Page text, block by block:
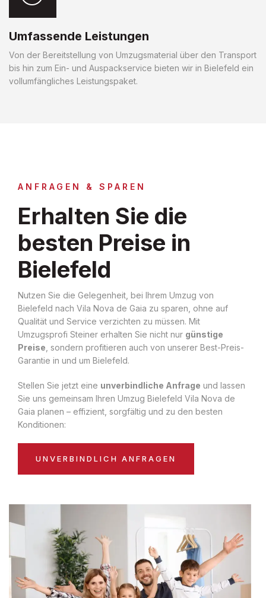
Umfassende Leistungen
Von der Bereitstellung von Umzugsmaterial über den Transport
bis hin zum Ein- und Auspackservice bieten wir in Bielefeld ein
vollumfängliches Leistungspaket.
ANFRAGEN & SPAREN
Erhalten Sie die
besten Preise in
Bielefeld
Nutzen Sie die Gelegenheit, bei Ihrem Umzug von
Bielefeld nach Vila Nova de Gaia zu sparen, ohne auf
Qualität und Service verzichten zu müssen. Mit
Umzugsprofi Steiner erhalten Sie nicht nur günstige
Preise , sondern profitieren auch von unserer Best-Preis-
Garantie in und um Bielefeld.
Stellen Sie jetzt eine unverbindliche Anfrage und lassen
Sie uns gemeinsam Ihren Umzug Bielefeld Vila Nova de
Gaia planen – effizient, sorgfältig und zu den besten
Konditionen:
UNVERBINDLICH ANFRAGEN